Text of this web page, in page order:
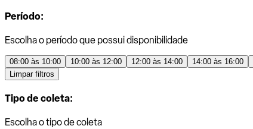
Período:
Escolha o período que possui disponibilidade
08:00 às 10:00 10:00 às 12:00 12:00 às 14:00 14:00 às 16:00
Limpar filtros
Tipo de coleta:
Escolha o tipo de coleta